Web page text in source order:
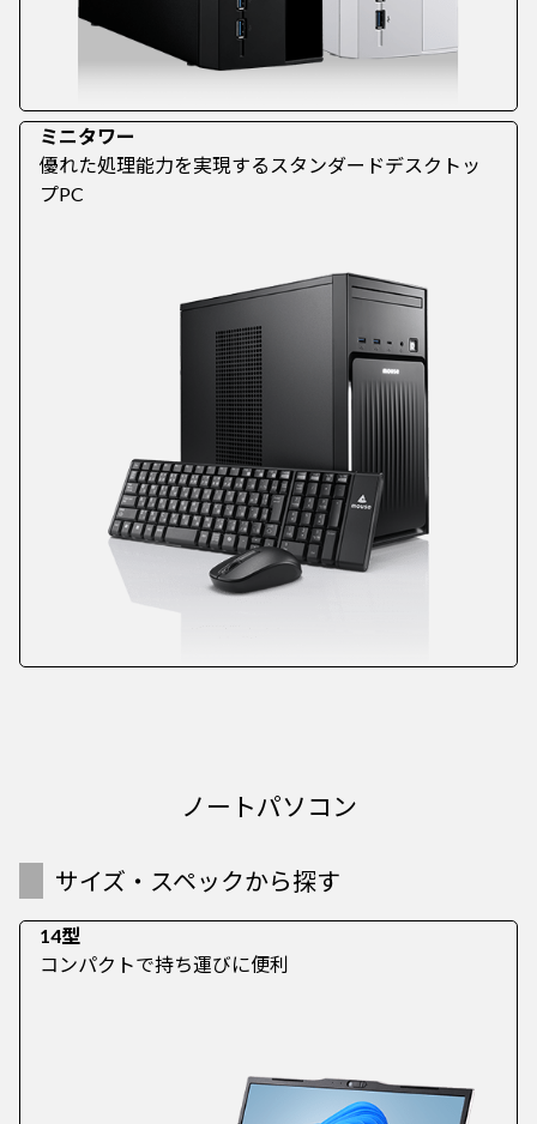
ミニタワー
優れた処理能力を実現するスタンダードデスクトッ
プPC
ノートパソコン
サイズ・スペックから探す
14型
コンパクトで持ち運びに便利